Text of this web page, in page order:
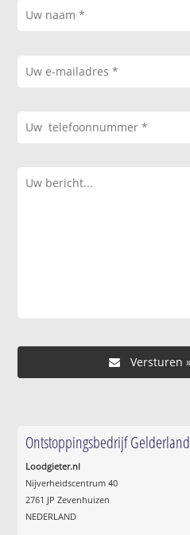
Ontstoppingsbedrijf Gelderland
Loodgieter.nl
Nijverheidscentrum 40
2761 JP Zevenhuizen
NEDERLAND